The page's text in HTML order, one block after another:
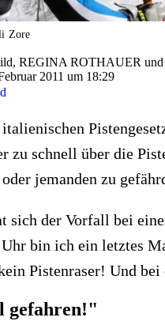
Zore
, REGINA ROTHAUER und
2011 um 18:29
zu schnell über die
oder jemanden zu
sich der Vorfall bei
bin ich ein letztes
Pistenraser! Und
gefahren!"